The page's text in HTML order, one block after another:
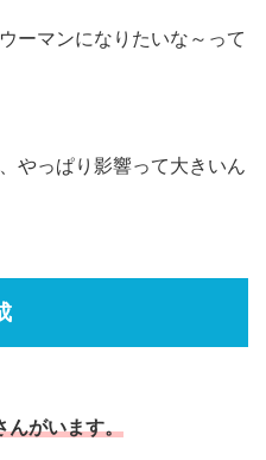
ーマンになりたいな～って
やっぱり影響って大きいん
んがいます。